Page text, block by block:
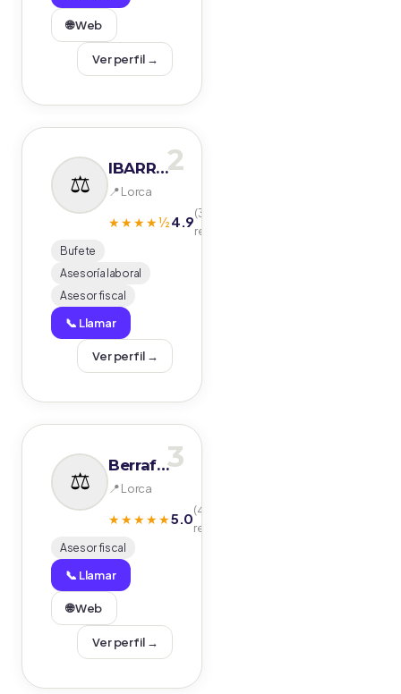
🌐 Web
Ver perfil →
2
IBARRA ASESORES Y ABOGADOS
📍 Lorca
★★★★½4.9(34
reseñas)
Bufete
Asesoría laboral
Asesor fiscal
📞 Llamar
Ver perfil →
3
Berrafai Asesores S.L.
📍 Lorca
★★★★★5.0(4
reseñas)
Asesor fiscal
📞 Llamar
🌐 Web
Ver perfil →